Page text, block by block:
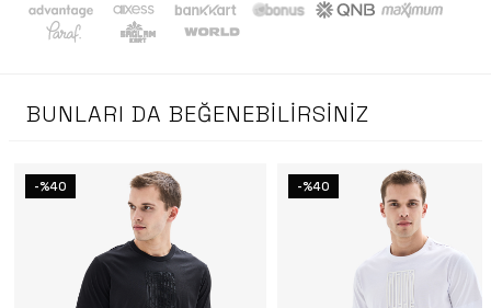
BUNLARI DA BEĞENEBILIRSINIZ
-%40 -%40